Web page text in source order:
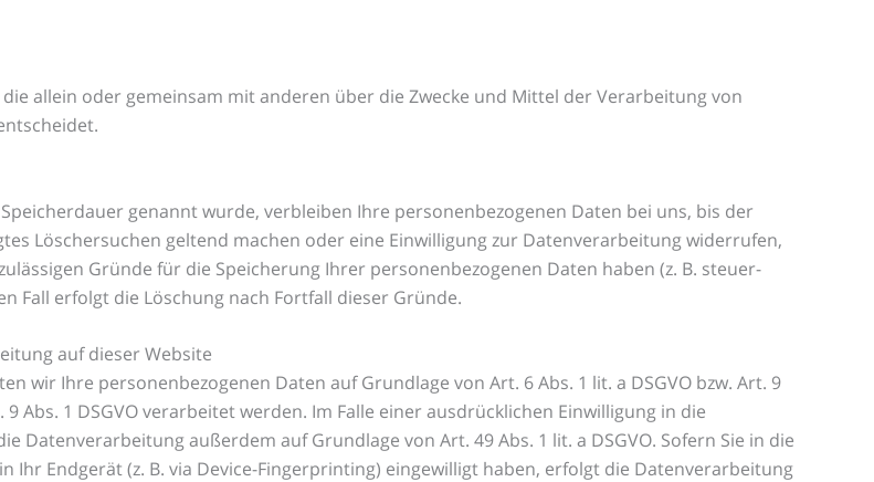
allein oder gemeinsam mit anderen über die Zwecke und Mittel der Verarbeitung von
genannt wurde, verbleiben Ihre personenbezogenen Daten bei uns, bis der
Löschersuchen geltend machen oder eine Einwilligung zur Datenverarbeitung widerrufen,
Gründe für die Speicherung Ihrer personenbezogenen Daten haben (z. B. steuer-
Fall erfolgt die Löschung nach Fortfall dieser Gründe.
auf dieser Website
wir Ihre personenbezogenen Daten auf Grundlage von Art. 6 Abs. 1 lit. a DSGVO bzw. Art. 9
Abs. 1 DSGVO verarbeitet werden. Im Falle einer ausdrücklichen Einwilligung in die
außerdem auf Grundlage von Art. 49 Abs. 1 lit. a DSGVO. Sofern Sie in die
Endgerät (z. B. via Device-Fingerprinting) eingewilligt haben, erfolgt die Datenverarbeitung